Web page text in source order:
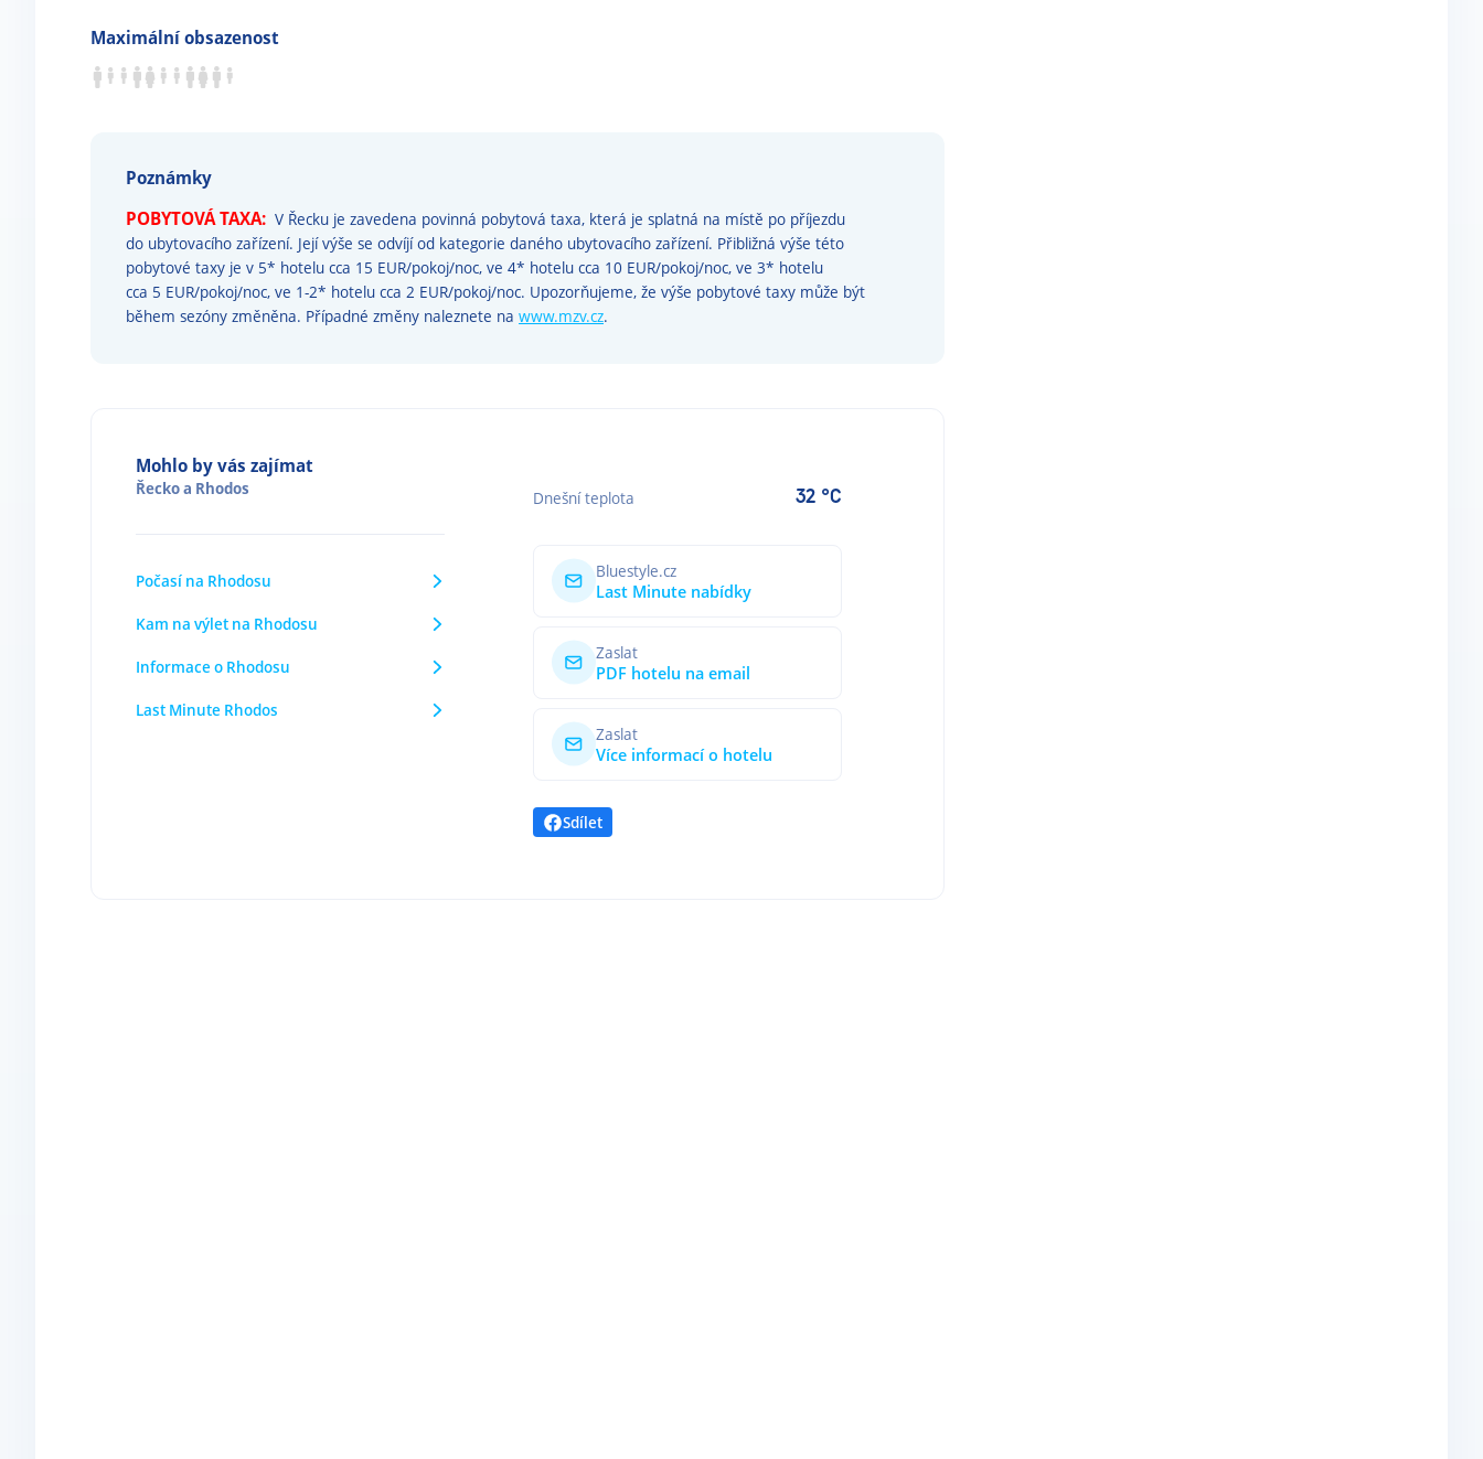
Maximální obsazenost
Poznámky
POBYTOVÁ TAXA: V Řecku je zavedena povinná pobytová taxa, která je splatná na místě po příjezdu
do ubytovacího zařízení. Její výše se odvíjí od kategorie daného ubytovacího zařízení. Přibližná výše této
pobytové taxy je v 5* hotelu cca 15 EUR/pokoj/noc, ve 4* hotelu cca 10 EUR/pokoj/noc, ve 3* hotelu
cca 5 EUR/pokoj/noc, ve 1-2* hotelu cca 2 EUR/pokoj/noc. Upozorňujeme, že výše pobytové taxy může být
během sezóny změněna. Případné změny naleznete na www.mzv.cz.
Mohlo by vás zajímat
Řeckoa Rhodos
Počasí na Rhodosu
Kam na výlet na Rhodosu
Informace o Rhodosu
Last Minute Rhodos
Dnešní teplota 32 °C
Bluestyle.cz
Last Minute nabídky
Zaslat
PDF hotelu na email
Zaslat
Více informací o hotelu
Sdílet